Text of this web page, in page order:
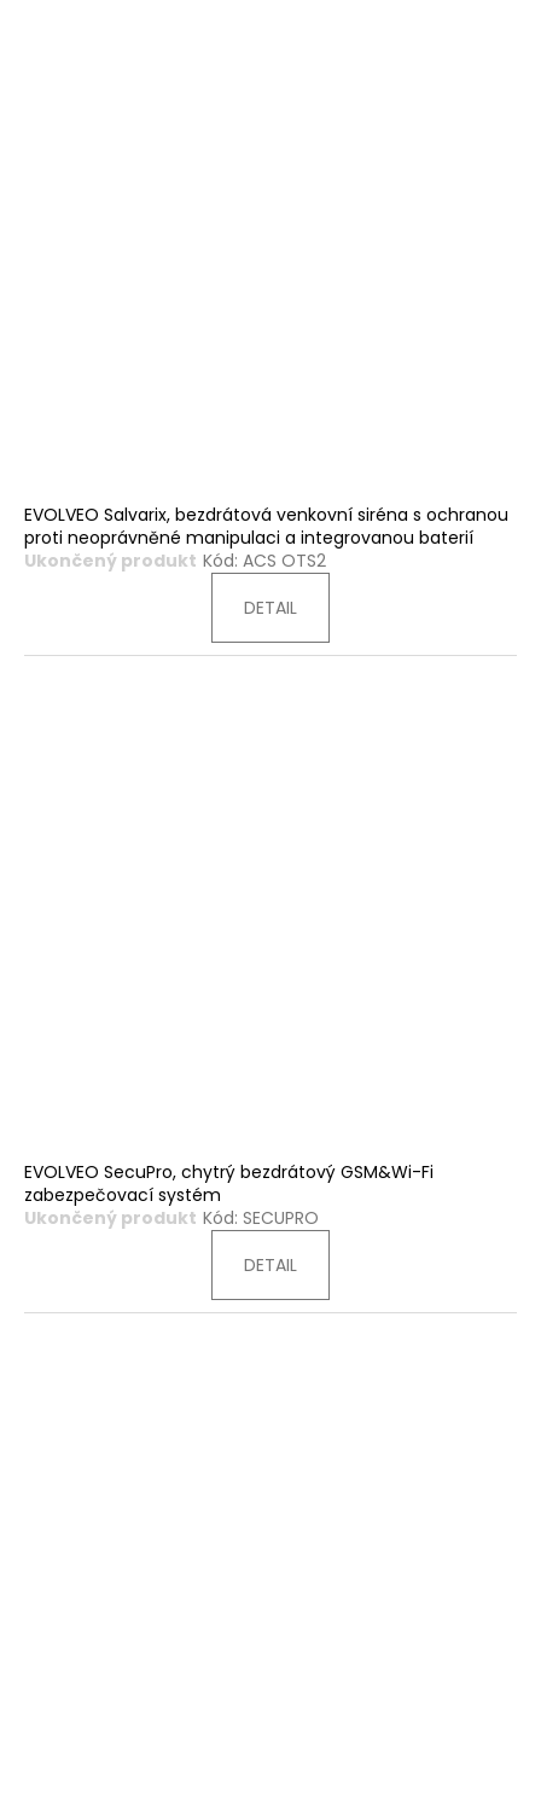
EVOLVEO Salvarix, bezdrátová venkovní siréna s ochranou
proti neoprávněné manipulaci a integrovanou baterií
Ukončený produkt Kód: ACS OTS2
DETAIL
EVOLVEO SecuPro, chytrý bezdrátový GSM&Wi-Fi
zabezpečovací systém
Ukončený produkt Kód: SECUPRO
DETAIL